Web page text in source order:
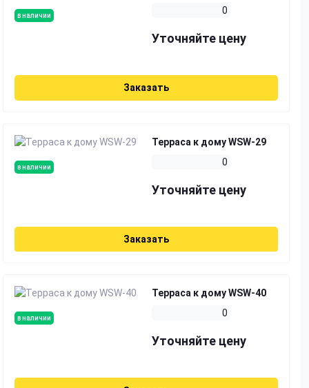
в наличии
0
Уточняйте цену
Заказать
в наличии
Терраса к дому WSW-29
0
Уточняйте цену
Заказать
в наличии
Терраса к дому WSW-40
0
Уточняйте цену